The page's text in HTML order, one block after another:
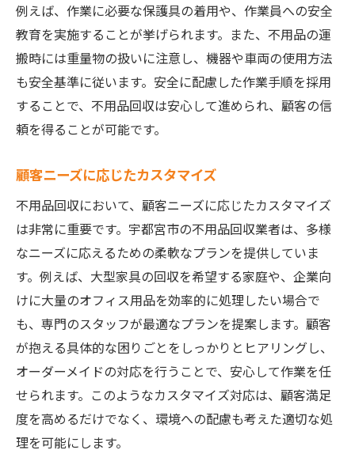
例えば、作業に必要な保護具の着用や、作業員への安全
教育を実施することが挙げられます。また、不用品の運
搬時には重量物の扱いに注意し、機器や車両の使用方法
も安全基準に従います。安全に配慮した作業手順を採用
することで、不用品回収は安心して進められ、顧客の信
頼を得ることが可能です。
顧客ニーズに応じたカスタマイズ
不用品回収において、顧客ニーズに応じたカスタマイズ
は非常に重要です。宇都宮市の不用品回収業者は、多様
なニーズに応えるための柔軟なプランを提供していま
す。例えば、大型家具の回収を希望する家庭や、企業向
けに大量のオフィス用品を効率的に処理したい場合で
も、専門のスタッフが最適なプランを提案します。顧客
が抱える具体的な困りごとをしっかりとヒアリングし、
オーダーメイドの対応を行うことで、安心して作業を任
せられます。このようなカスタマイズ対応は、顧客満足
度を高めるだけでなく、環境への配慮も考えた適切な処
理を可能にします。